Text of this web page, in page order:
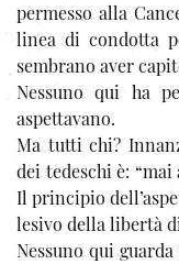
permesso alla
linea di condotta
sembrano aver
Nessuno qui ha
aspettavano.
Ma tutti chi?
dei tedeschi è: “mai
Il principio
lesivo della libertà
Nessuno qui